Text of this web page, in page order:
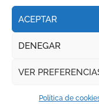
ACEPTAR
DENEGAR
VER
Política de
Copyright ©
EL